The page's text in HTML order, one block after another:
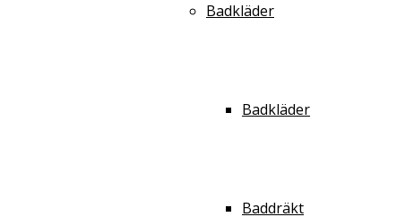
Badkläder
Badkläder
Baddräkt